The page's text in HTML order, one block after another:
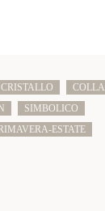
SIMBOLICO
ESTATE